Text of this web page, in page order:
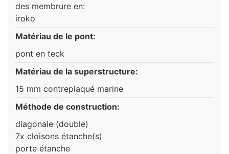
des membrure en:
iroko
Matériau de le pont:
pont en teck
Matériau de la superstructure:
15 mm contreplaqué marine
Méthode de construction:
diagonale (double)
7x cloisons étanche(s)
porte étanche